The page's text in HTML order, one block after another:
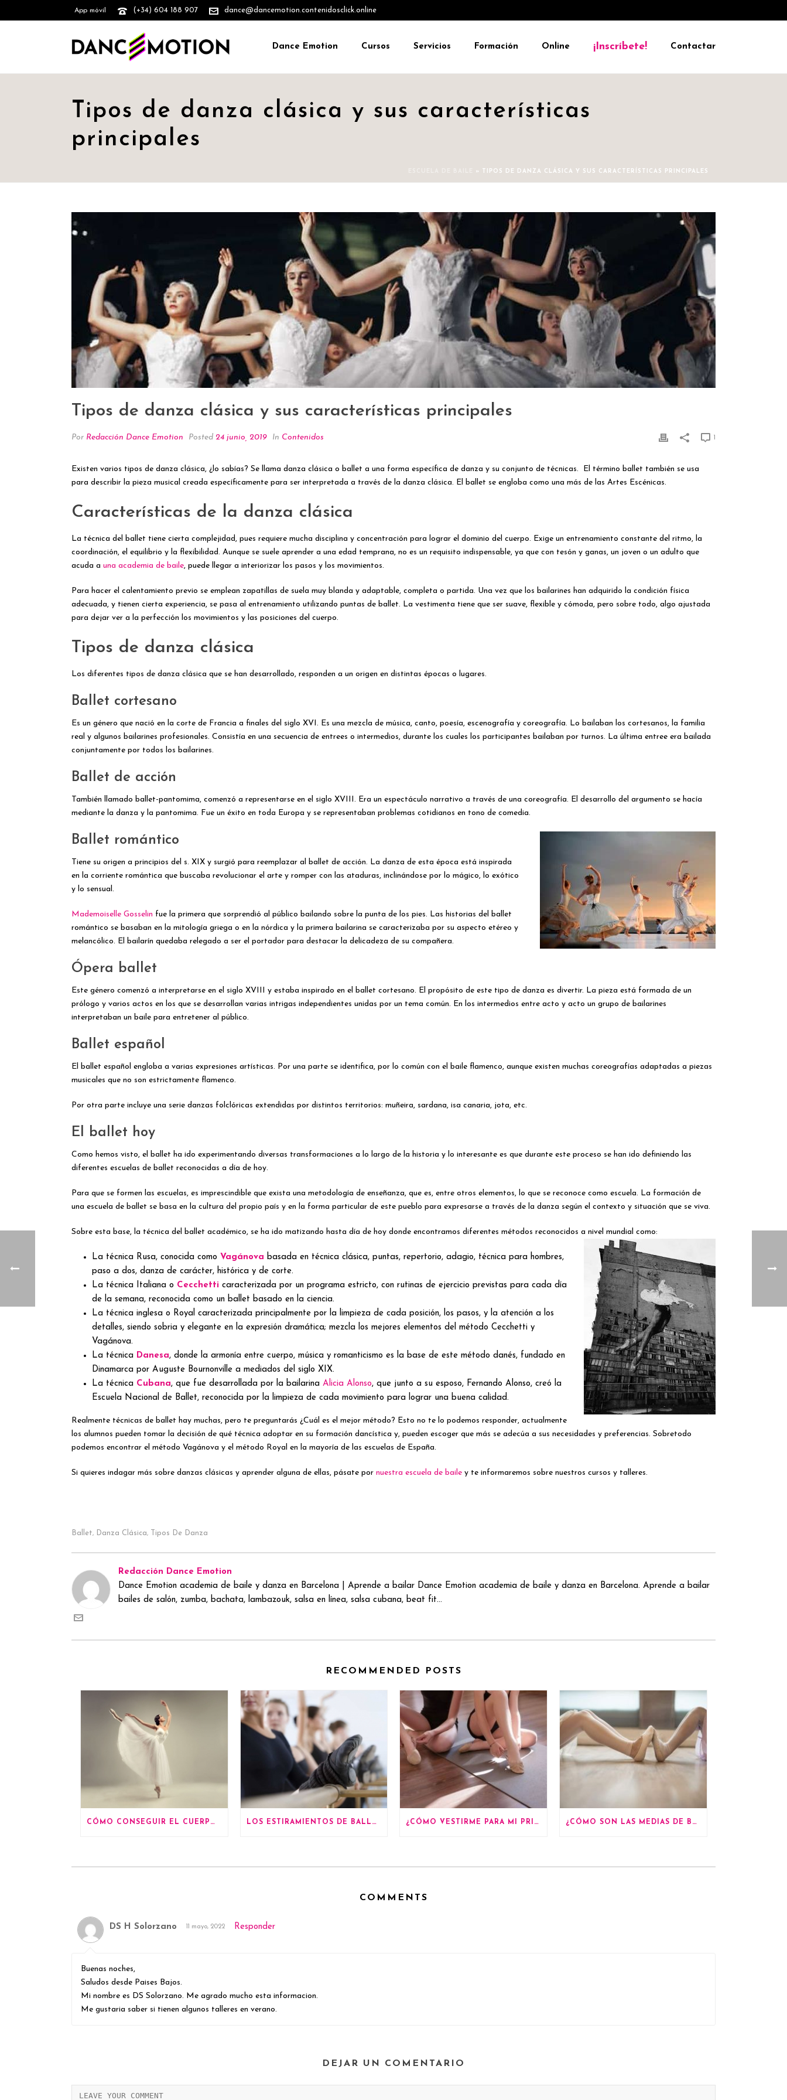
App móvil (+34) 604 188 907 dance@dancemotion.contenidosclick.online
Dance Emotion Cursos Servicios Formación Online ¡Inscríbete! Contactar
Tipos de danza clásica y sus características
principales
» TIPOS DE DANZA CLÁSICA Y SUS CARACTERÍSTICAS PRINCIPALES
Tipos de danza clásica y sus características principales
Por Redacción Dance Emotion Posted 24 junio, 2019 In Contenidos
Existen varios tipos de danza clásica, ¿lo sabías? Se llama danza clásica o ballet a una forma específica de danza y su conjunto de técnicas.
El término ballet también se usa
para describir la pieza musical creada específicamente para ser interpretada a través de la danza clásica. El ballet se engloba como una más de las Artes Escénicas.
Características de la danza clásica
La técnica del ballet tiene cierta complejidad, pues requiere mucha disciplina y concentración para lograr el dominio del cuerpo. Exige un entrenamiento constante del ritmo, la
coordinación, el equilibrio y la flexibilidad. Aunque se suele aprender a una edad temprana, no es un requisito indispensable, ya que con tesón y ganas, un joven o un adulto que
acuda a una academia de baile, puede llegar a interiorizar los pasos y los movimientos.
Para hacer el calentamiento previo se emplean zapatillas de suela muy blanda y adaptable, completa o partida. Una vez que los bailarines han adquirido la condición física
adecuada, y tienen cierta experiencia, se pasa al entrenamiento utilizando puntas de ballet. La vestimenta tiene que ser suave, flexible y cómoda, pero sobre todo, algo ajustada
para dejar ver a la perfección los movimientos y las posiciones del cuerpo.
Tipos de danza clásica
Los diferentes tipos de danza clásica que se han desarrollado, responden a un origen en distintas épocas o lugares.
Ballet cortesano
Es un género que nació en la corte de Francia a finales del siglo XVI. Es una mezcla de música, canto, poesía, escenografía y coreografía. Lo bailaban los cortesanos, la familia
real y algunos bailarines profesionales. Consistía en una secuencia de entrees o intermedios, durante los cuales los participantes bailaban por turnos. La última entree era bailada
conjuntamente por todos los bailarines.
Ballet de acción
También llamado ballet-pantomima, comenzó a representarse en el siglo XVIII. Era un espectáculo narrativo a través de una coreografía. El desarrollo del argumento se hacía
mediante la danza y la pantomima. Fue un éxito en toda Europa y se representaban problemas cotidianos en tono de comedia.
Ballet romántico
Tiene su origen a principios del s. XIX y surgió para reemplazar al ballet de acción. La danza de esta época está inspirada
en la corriente romántica que buscaba revolucionar el arte y romper con las ataduras, inclinándose por lo mágico, lo exótico
y lo sensual.
Mademoiselle Gosselin fue la primera que sorprendió al público bailando sobre la punta de los pies. Las historias del ballet
romántico se basaban en la mitología griega o en la nórdica y la primera bailarina se caracterizaba por su aspecto etéreo y
melancólico. El bailarín quedaba relegado a ser el portador para destacar la delicadeza de su compañera.
Ópera ballet
Este género comenzó a interpretarse en el siglo XVIII y estaba inspirado en el ballet cortesano. El propósito de este tipo de danza es divertir. La pieza está formada de un
prólogo y varios actos en los que se desarrollan varias intrigas independientes unidas por un tema común. En los intermedios entre acto y acto un grupo de bailarines
interpretaban un baile para entretener al público.
Ballet español
El ballet español engloba a varias expresiones artísticas. Por una parte se identifica, por lo común con el baile flamenco, aunque existen muchas coreografías adaptadas a piezas
musicales que no son estrictamente flamenco.
Por otra parte incluye una serie danzas folclóricas extendidas por distintos territorios: muñeira, sardana, isa canaria, jota, etc.
El ballet hoy
Como hemos visto, el ballet ha ido experimentando diversas transformaciones a lo largo de la historia y lo interesante es que durante este proceso se han ido definiendo las
diferentes escuelas de ballet reconocidas a día de hoy.
Para que se formen las escuelas, es imprescindible que exista una metodología de enseñanza, que es, entre otros elementos, lo que se reconoce como escuela. La formación de
una escuela de ballet se basa en la cultura del propio país y en la forma particular de este pueblo para expresarse a través de la danza según el contexto y situación que se viva.
Sobre esta base, la técnica del ballet académico, se ha ido matizando hasta día de hoy donde encontramos diferentes métodos reconocidos a nivel mundial como:
La técnica Rusa, conocida como Vagánova basada en técnica clásica, puntas, repertorio, adagio, técnica para hombres,
paso a dos, danza de carácter, histórica y de corte.
La técnica Italiana o Cecchetti caracterizada por un programa estricto, con rutinas de ejercicio previstas para cada día
de la semana, reconocida como un ballet basado en la ciencia.
La técnica inglesa o Royal caracterizada principalmente por la limpieza de cada posición, los pasos, y la atención a los
detalles, siendo sobria y elegante en la expresión dramática; mezcla los mejores elementos del método Cecchetti y
Vagánova.
La técnica Danesa, donde la armonía entre cuerpo, música y romanticismo es la base de este método danés, fundado en
Dinamarca por Auguste Bournonville a mediados del siglo XIX.
La técnica Cubana, que fue desarrollada por la bailarinaAlicia Alonso, que junto a su esposo, Fernando Alonso, creó la
Escuela Nacional de Ballet, reconocida por la limpieza de cada movimiento para lograr una buena calidad.
Realmente técnicas de ballet hay muchas, pero te preguntarás ¿Cuál es el mejor método? Esto no te lo podemos responder, actualmente
los alumnos pueden tomar la decisión de qué técnica adoptar en su formación dancística y, pueden escoger que más se adecúa a sus necesidades y preferencias. Sobretodo
podemos encontrar el método Vagánova y el método Royal en la mayoría de las escuelas de España.
Si quieres indagar más sobre danzas clásicas y aprender alguna de ellas, pásate por nuestra escuela de baile y te informaremos sobre nuestros cursos y talleres.
Ballet, Danza Clásica, Tipos De Danza
Redacción Dance Emotion
Dance Emotion academia de baile y danza en Barcelona | Aprende a bailar Dance Emotion academia de baile y danza en Barcelona. Aprende a bailar
bailes de salón, zumba, bachata, lambazouk, salsa en línea, salsa cubana, beat fit...
RECOMMENDED POSTS
CÓMO CONSEGUIR EL CUERPO DE UNA BAILARINA DE BALLET LOS ESTIRAMIENTOS DE BALLET MÁS BENEFICIOSOS PARA TU SALUD ¿CÓMO VESTIRME PARA MI PRIMERA CLASE DE BALLET? ¿CÓMO SON LAS MEDIAS DE BAILE?
COMMENTS
DS H Solorzano 11 mayo, 2022 Responder
Buenas noches,
Saludos desde Paises Bajos.
Mi nombre es DS Solorzano. Me agrado mucho esta informacion.
Me gustaria saber si tienen algunos talleres en verano.
DEJAR UN COMENTARIO